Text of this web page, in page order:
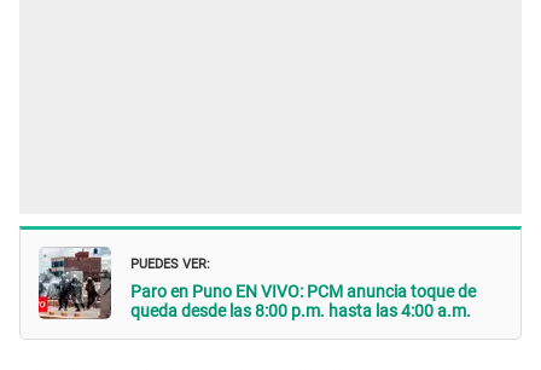
PUEDES VER:
Paro en Puno EN VIVO: PCM anuncia toque de
queda desde las 8:00 p.m. hasta las 4:00 a.m.